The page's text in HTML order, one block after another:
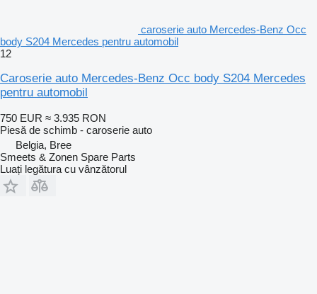
caroserie auto Mercedes-Benz Occ
body S204 Mercedes pentru automobil
12
Caroserie auto Mercedes-Benz Occ body S204 Mercedes
pentru automobil
750 EUR ≈ 3.935 RON
Piesă de schimb - caroserie auto
Belgia, Bree
Smeets & Zonen Spare Parts
Luați legătura cu vânzătorul